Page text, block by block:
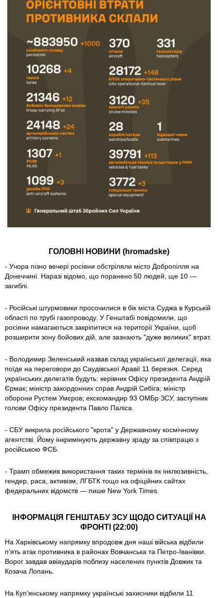
ГОЛОВНІ НОВИНИ (hromadske)
- Учора пізно вечері росіяни обстріляли місто Добропілля на
Донеччині. Наразі відомо, що поранено 50 людей, ще 10 —
загиблі.
- Російські штурмовики просочилися в бік міста Суджа в Курській
області по трубі газопроводу. У Генштабі повідомили, що
росіяни намагаються закріпитися на території України, щоб
розширити зону бойових дій, але зазнають "дуже великих" втрат.
- Володимир Зеленський назвав склад української делегації, яка
поїде на переговори до Саудівської Аравії 11 березня. Серед
українських делегатів будуть: керівник Офісу президента Андрій
Єрмак; міністр закордонних справ Андрій Сибіга; міністр
оборони Рустем Умєров; екскомандир 93 ОМБр ЗСУ, заступник
голови Офісу президента Павло Паліса.
- СБУ викрила російського "крота" у Державному космічному
агентстві. Йому інкримінують державну зраду за співпрацю з
російською ФСБ.
- Трамп обмежив використання таких термінів як інклюзивність,
гендер, раса, активізм, ЛГБТК тощо на офіційних сайтах
федеральних відомств — пише New York Times.
ІНФОРМАЦІЯ ГЕНШТАБУ ЗСУ ЩОДО СИТУАЦІЇ НА
ФРОНТІ (22:00)
На Харківському напрямку впродовж дня наші війська відбили
п’ять атак противника в районах Вовчанська та Петро-Іванівки.
Ворог завдав авіаударів поблизу населених пунктів Довжик та
Козача Лопань.
На Куп’янському напрямку українські захисники відбили 11